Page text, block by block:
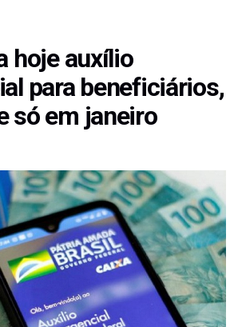
hoje auxílio
para beneficiários,
só em janeiro